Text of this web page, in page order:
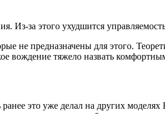
за этого ухудшится
не предназначены для этого.
вождение тяжело назвать
это уже делал на других